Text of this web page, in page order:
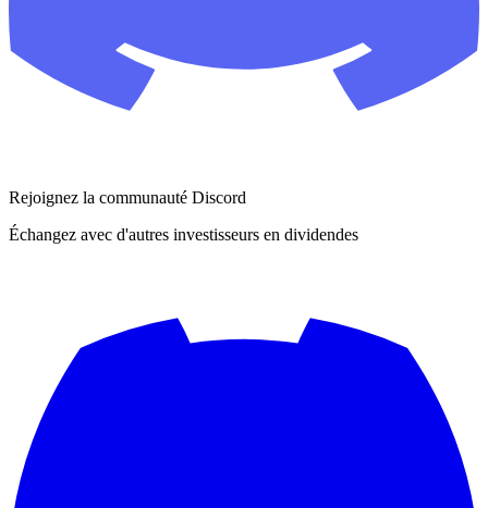
Rejoignez la communauté Discord
Échangez avec d'autres investisseurs en dividendes